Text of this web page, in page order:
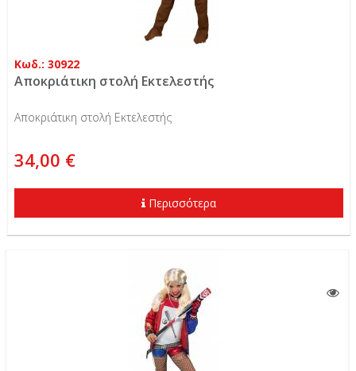
Κωδ.: 30922
Αποκριάτικη στολή Εκτελεστής
Αποκριάτικη στολή Εκτελεστής
34,00 €
Περισσότερα